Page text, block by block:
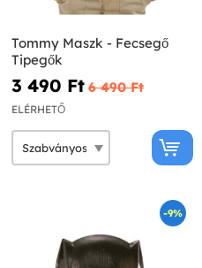
Tommy Maszk - Fecsegő
Tipegők
3 490 Ft‎ 6 490 Ft‎
ELÉRHETŐ
-9%